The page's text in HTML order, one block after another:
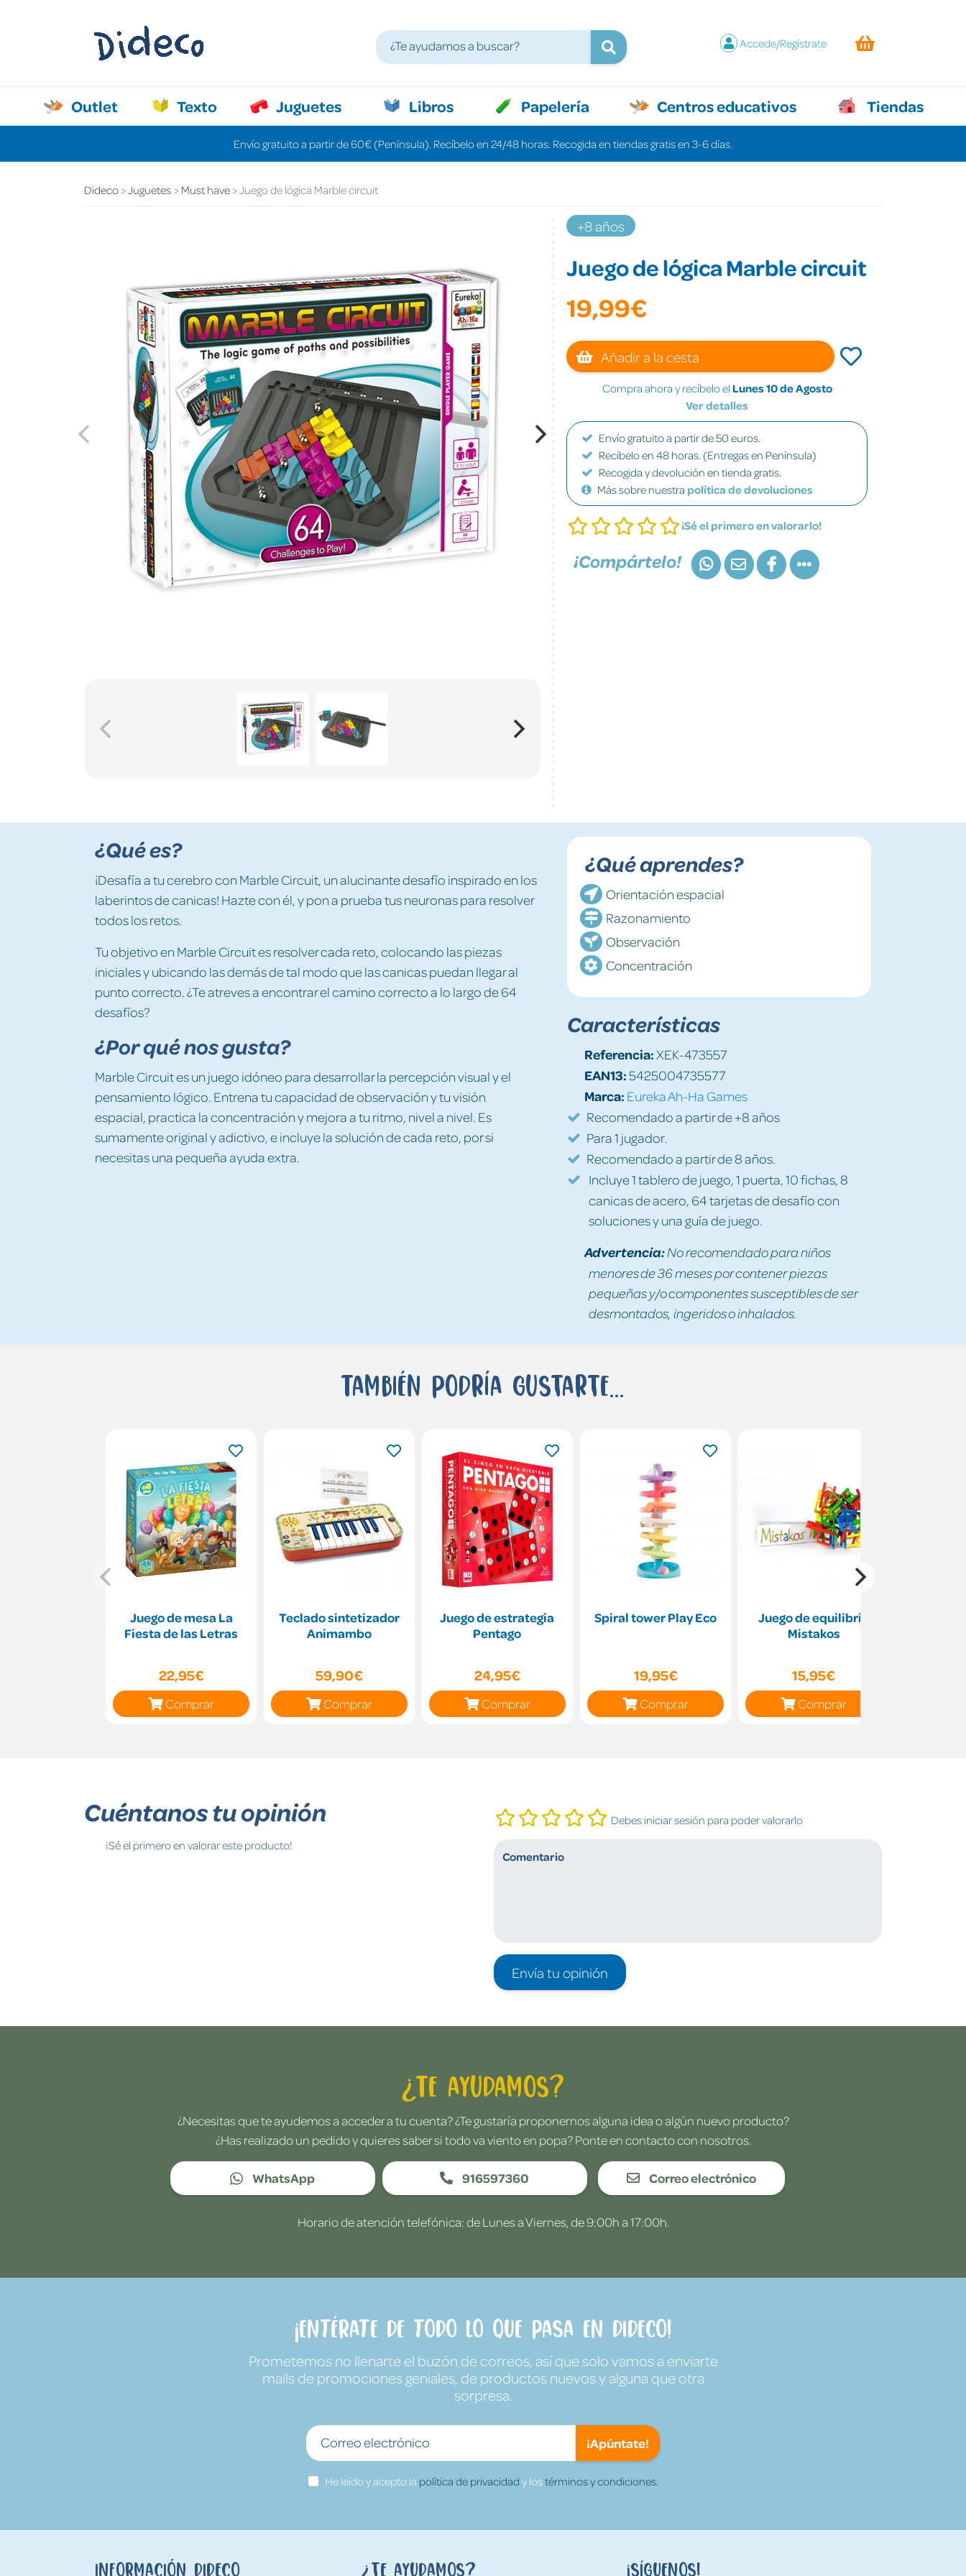
Accede/Regístrate
Outlet Texto Juguetes Libros Papelería Centros educativos Tiendas
Envío gratuito a partir de 60€ (Península). Recíbelo en 24/48 horas. Recogida en tiendas gratis en 3-6 días.
Dideco Juguetes Must have Juego de lógica Marble circuit
+8 años
Juego de lógica Marble circuit
19,99€
Añadir a la cesta
Compra ahora y recíbelo el Lunes 10 de Agosto
Ver detalles
Envío gratuito a partir de 50 euros.
Recíbelo en 48 horas. (Entregas en Península)
Recogida y devolución en tienda gratis.
Más sobre nuestra política de devoluciones
¡Sé el primero en valorarlo!
¡Compártelo!
¿Qué es?
¡Desafía a tu cerebro con Marble Circuit, un alucinante desafío inspirado en los
laberintos de canicas! Hazte con él, y pon a prueba tus neuronas para resolver
todos los retos.
Tu objetivo en Marble Circuit es resolver cada reto, colocando las piezas
iniciales y ubicando las demás de tal modo que las canicas puedan llegar al
punto correcto. ¿Te atreves a encontrar el camino correcto a lo largo de 64
desafíos?
¿Por qué nos gusta?
Marble Circuit es un juego idóneo para desarrollar la percepción visual y el
pensamiento lógico. Entrena tu capacidad de observación y tu visión
espacial, practica la concentración y mejora a tu ritmo, nivel a nivel. Es
sumamente original y adictivo, e incluye la solución de cada reto, por si
necesitas una pequeña ayuda extra.
¿Qué aprendes?
Orientación espacial
Razonamiento
Observación
Concentración
Características
Referencia:XEK-473557
EAN13:5425004735577
Marca: Eureka Ah-Ha Games
Recomendado a partir de +8 años
Para 1 jugador.
Recomendado a partir de 8 años.
Incluye 1 tablero de juego, 1 puerta, 10 fichas, 8
canicas de acero, 64 tarjetas de desafío con
soluciones y una guía de juego.
Advertencia:No recomendado para niños
menores de 36 meses por contener piezas
pequeñas y/o componentes susceptibles de ser
desmontados, ingeridos o inhalados.
También podría gustarte...
Juego de mesa La
Fiesta de las Letras
22,95€
Comprar
Teclado sintetizador
Animambo
59,90€
Comprar
Juego de estrategia
Pentago
24,95€
Comprar
Spiral tower Play Eco
19,95€
Comprar
Juego de equilibrio
Mistakos
15,95€
Comprar
Cuéntanos tu opinión
¡Sé el primero en valorar este producto!
Debes iniciar sesión para poder valorarlo
Envía tu opinión
¿Te ayudamos?
¿Necesitas que te ayudemos a acceder a tu cuenta? ¿Te gustaría proponernos alguna idea o algún nuevo producto?
¿Has realizado un pedido y quieres saber si todo va viento en popa? Ponte en contacto con nosotros.
WhatsApp 916597360 Correo electrónico
Horario de atención telefónica: de Lunes a Viernes, de 9:00h a 17:00h.
¡Entérate de todo lo que pasa en Dideco!
Prometemos no llenarte el buzón de correos, así que solo vamos a enviarte
mails de promociones geniales, de productos nuevos y alguna que otra
sorpresa.
¡Apúntate!
He leído y acepto la política de privacidad y lostérminos y condiciones.
Información Dideco ¿Te ayudamos? ¡Síguenos!